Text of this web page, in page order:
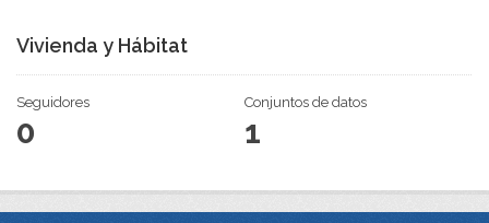
Vivienda y Hábitat
Seguidores
0
Conjuntos de datos
1